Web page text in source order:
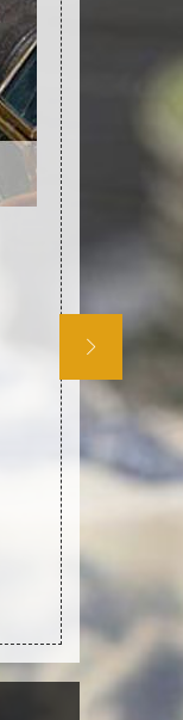
Si vous
Debarras
vous
devis à
pouvez